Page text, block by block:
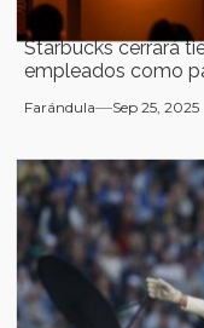
Starbucks cerrará
empleados como
Farándula Sep 25, 2025